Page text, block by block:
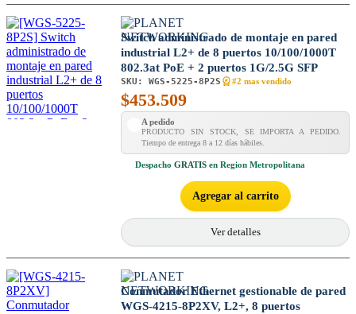
Switch administrado de montaje en pared
industrial L2+ de 8 puertos 10/100/1000T
802.3at PoE + 2 puertos 1G/2.5G SFP
SKU: WGS-5225-8P2S #2 mas vendido
$453.509
A pedido
PRODUCTO SIN STOCK, SE IMPORTA A PEDIDO.
Tiempo de entrega 8 a 12 días hábiles.
Despacho GRATIS en Region Metropolitana
Agregar al carrito
Ver detalles
Conmutador Ethernet gestionable de pared
WGS-4215-8P2XV, L2+, 8 puertos